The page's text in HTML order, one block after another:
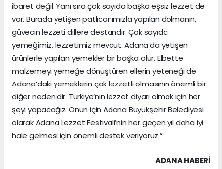
ibaret değil. Yanı sıra çok sayıda başka eşsiz lezzet de
var. Burada yetişen patlıcanımızla yapılan dolmanın,
güvecin lezzeti dillere destandır. Çok sayıda
yemeğimiz, lezzetimiz mevcut. Adana’da yetişen
ürünlerle yapılan yemekler bir başka olur. Elbette
malzemeyi yemeğe dönüştüren ellerin yeteneği de
Adana’daki yemeklerin çok lezzetli olmasının önemli bir
diğer nedenidir. Türkiye’nin lezzet diyarı olmak için her
şeyi yapacağız. Onun için Adana Büyükşehir Belediyesi
olarak Adana Lezzet Festivali’nin her geçen yıl daha iyi
hale gelmesi için önemli destek veriyoruz.”
ADANA HABERİ